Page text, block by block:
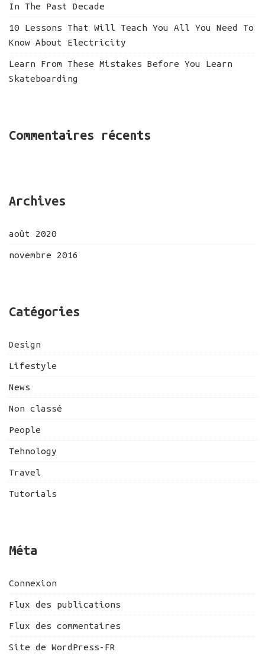
In The Past Decade
10 Lessons That Will Teach You All You Need To
Know About Electricity
Learn From These Mistakes Before You Learn
Skateboarding
Commentaires récents
Archives
août 2020
novembre 2016
Catégories
Design
Lifestyle
News
Non classé
People
Tehnology
Travel
Tutorials
Méta
Connexion
Flux des publications
Flux des commentaires
Site de WordPress-FR